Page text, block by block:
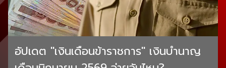
อัปเดต "เงินเดือนข้าราชการ" เงินบำนาญ